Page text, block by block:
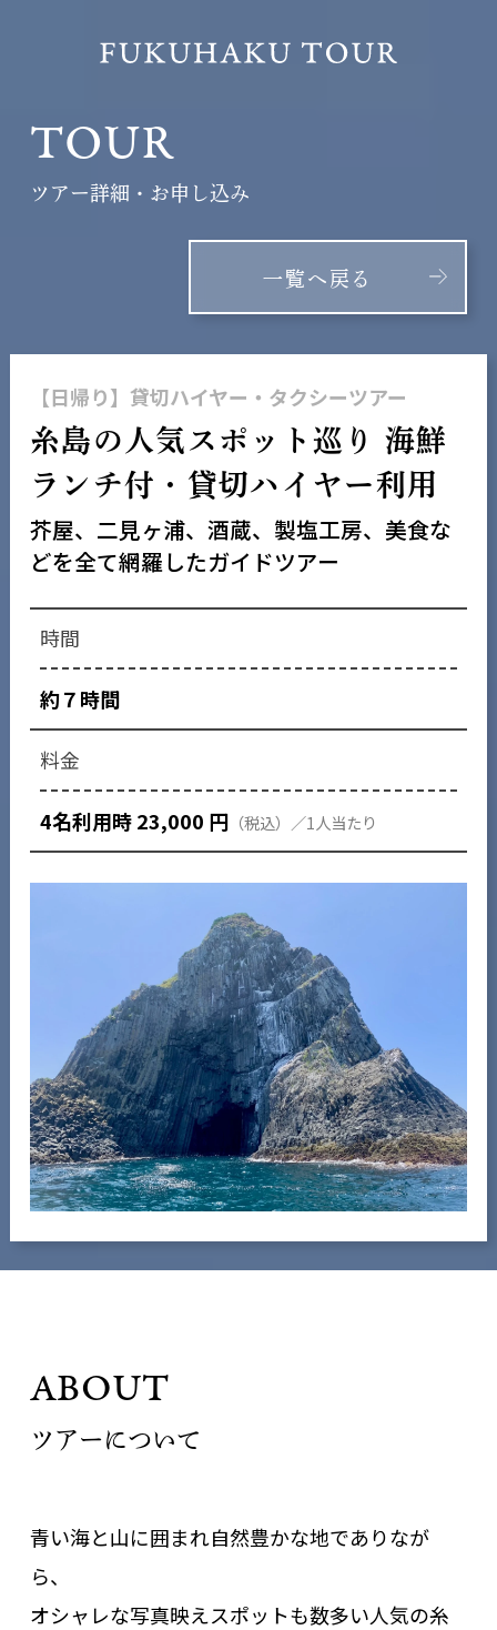
TOUR
ツアー詳細・お申し込み
一覧へ戻る
【日帰り】貸切ハイヤー・タクシーツアー
糸島の人気スポット巡り 海鮮
ランチ付・貸切ハイヤー利用
芥屋、二見ヶ浦、酒蔵、製塩工房、美食な
どを全て網羅したガイドツアー
約７時間
4名利用時 23,000 円（税込）／1人当たり
ABOUT
ツアーについて
青い海と山に囲まれ自然豊かな地でありなが
ら、
オシャレな写真映えスポットも数多い人気の糸